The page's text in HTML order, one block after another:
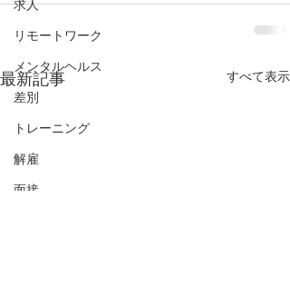
求人
リモートワーク
メンタルヘルス
差別
トレーニング
解雇
面接
最新記事 すべて表示